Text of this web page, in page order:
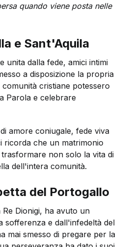
quando viene posta nelle
e Sant'Aquila
unita dalla fede, amici intimi
a disposizione la propria
cristiane potessero
Parola e celebrare
amore coniugale, fede viva
ricorda che un matrimonio
non solo la vita di
dell'intera comunità.
del Portogallo
Dionigi, ha avuto un
sofferenza e dall'infedeltà del
mai smesso di pregare per la